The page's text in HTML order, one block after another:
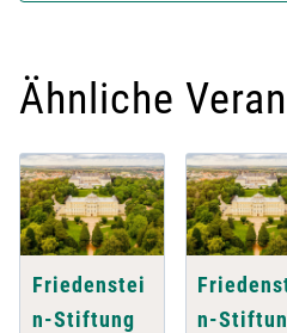
Ähnliche
Friedenstei
n-Stiftung
n-